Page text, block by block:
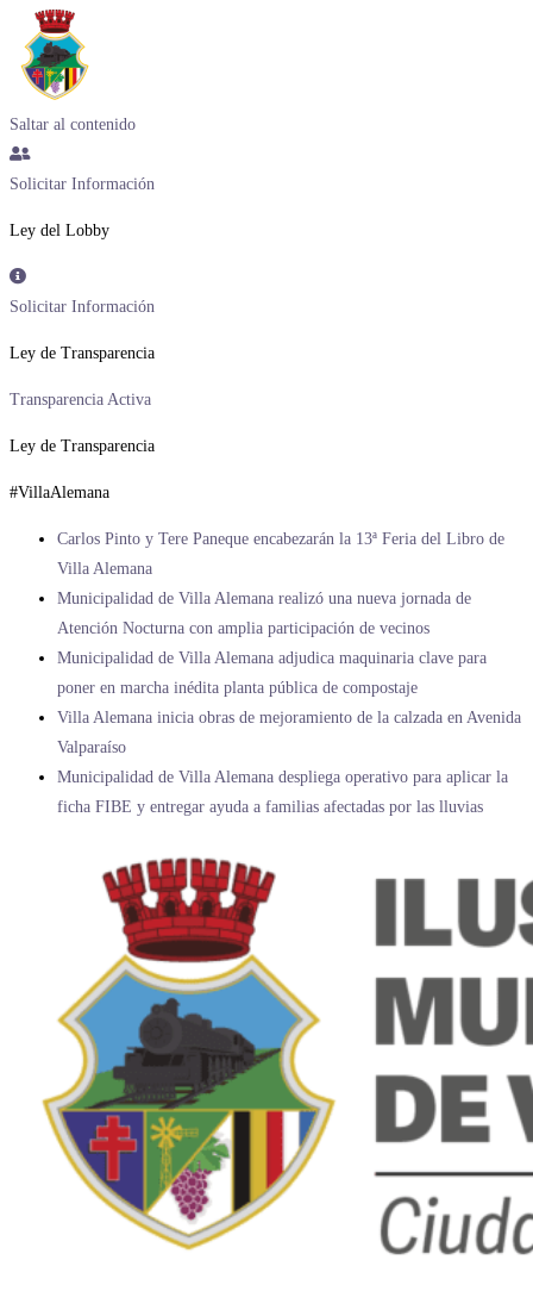
Saltar al contenido
Solicitar Información
Ley del Lobby
Solicitar Información
Ley de Transparencia
Transparencia Activa
Ley de Transparencia
#VillaAlemana
Carlos Pinto y Tere Paneque encabezarán la 13ª Feria del Libro de
Villa Alemana
Municipalidad de Villa Alemana realizó una nueva jornada de
Atención Nocturna con amplia participación de vecinos
Municipalidad de Villa Alemana adjudica maquinaria clave para
poner en marcha inédita planta pública de compostaje
Villa Alemana inicia obras de mejoramiento de la calzada en Avenida
Valparaíso
Municipalidad de Villa Alemana despliega operativo para aplicar la
ficha FIBE y entregar ayuda a familias afectadas por las lluvias